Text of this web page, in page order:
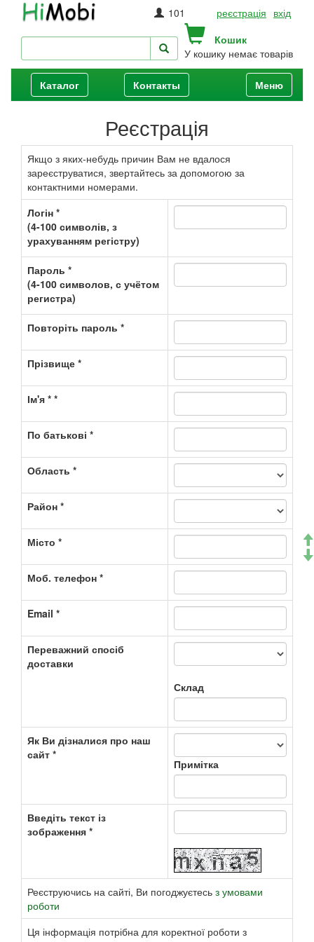
Кошик
У кошику немає товарів
101 реєстрація вхід
Каталог Контакты Меню
Реєстрація
Якщо з яких-небудь причин Вам не вдалося
зареєструватися, звертайтесь за допомогою за
контактними номерами.
Логін *
(4-100 символів, з
урахуванням регістру)
Пароль *
(4-100 символов, с учётом
регистра)
Повторіть пароль *
Прізвище *
Ім'я * *
По батькові *
Область *
Район *
Місто *
Моб. телефон *
Email *
Переважний спосіб
доставки
Склад
Як Ви дізналися про наш
сайт *
Примітка
Введіть текст із
зображення *
Реєструючись на сайті, Ви погоджуєтесь з умовами
роботи
Ця інформація потрібна для коректної роботи з